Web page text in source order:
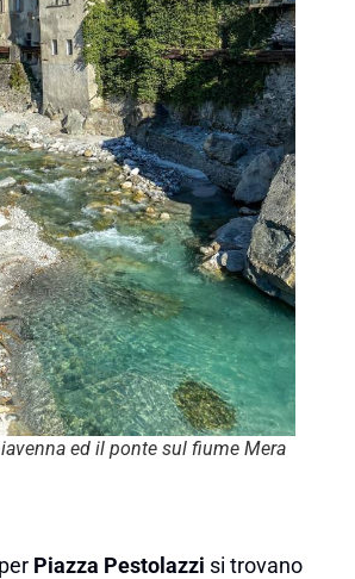
ed il ponte sul fiume Mera
Piazza Pestolazzi si trovano